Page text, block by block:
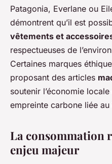
Patagonia, Everlane ou
démontrent qu’il est
vêtements et
respectueuses de
Certaines marques
proposant des articles
soutenir l’économie
empreinte carbone liée
La consommation
enjeu majeur